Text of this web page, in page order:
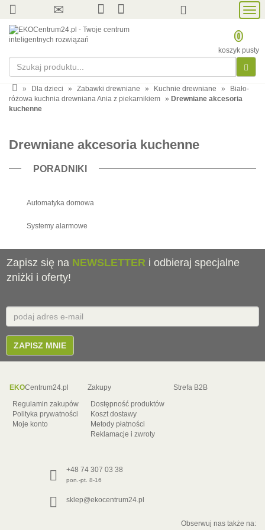
0
koszyk pusty
» Dla dzieci » Zabawki drewniane » Kuchnie drewniane »
Biało-
różowa kuchnia drewniana Ania z piekarnikiem » Drewniane akcesoria
kuchenne
Drewniane akcesoria kuchenne
PORADNIKI
Automatyka domowa
Systemy alarmowe
Zapisz się na NEWSLETTER i odbieraj specjalne
zniżki i oferty!
Email
E-
mail
ZAPISZ MNIE
EKOCentrum24.pl
Regulamin zakupów
Polityka prywatności
Moje konto
Zakupy
Dostępność produktów
Koszt dostawy
Metody płatności
Reklamacje i zwroty
Strefa B2B
+48 74 307 03 38
pon.-pt. 8-16
sklep@ekocentrum24.pl
Obserwuj nas także na: